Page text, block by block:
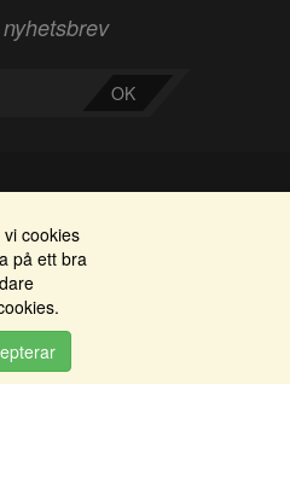
OK
Områden
Alkomätare / alkolås
Elprodukter
Serviceinredningar
Tillbehörs artiklar
cookies
på ett bra